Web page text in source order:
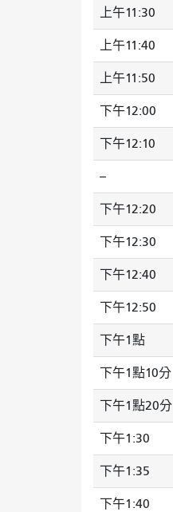
上午11:30
上午11:40
上午11:50
下午12:00
下午12:10
--
下午12:20
下午12:30
下午12:40
下午12:50
下午1點
下午1點10分
下午1點20分
下午1:30
下午1:35
下午1:40